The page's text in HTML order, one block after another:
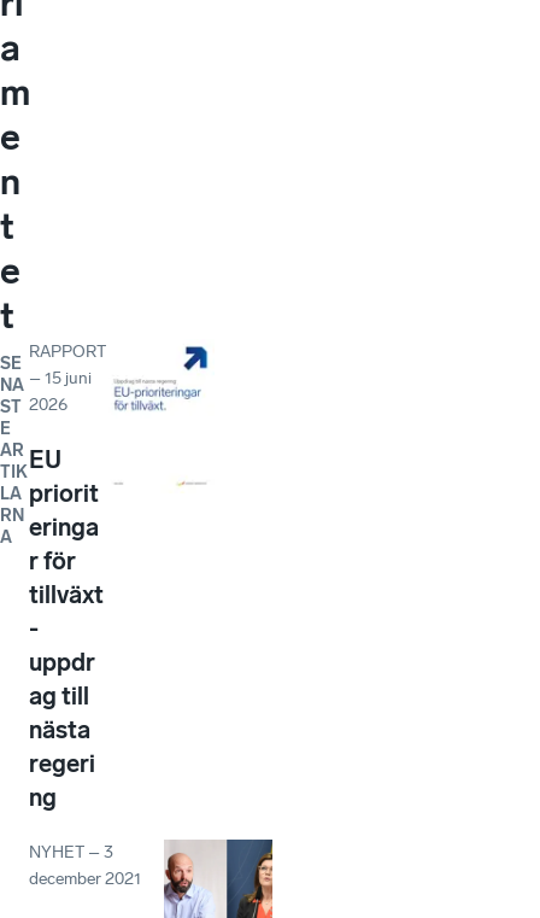
a
m
e
n
t
e
t
SE
NA
ST
E
AR
TIK
LA
RN
A
RAPPORT
–15 juni
2026
EU
priorit
eringa
r för
tillväxt
-
uppdr
ag till
nästa
regeri
ng
NYHET –3
december 2021